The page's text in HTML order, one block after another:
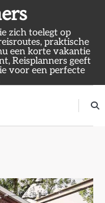
zich toelegt op
praktische
een korte vakantie
Reisplanners geeft
voor een perfecte